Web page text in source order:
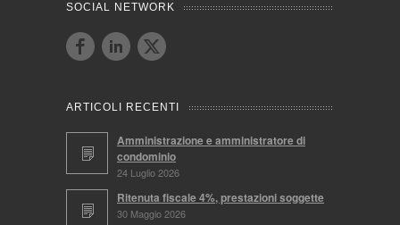
SOCIAL NETWORK
ARTICOLI RECENTI
Amministrazione e amministratore di
condominio
24 Luglio 2026
Ritenuta fiscale 4%, prestazioni soggette
30 Maggio 2026